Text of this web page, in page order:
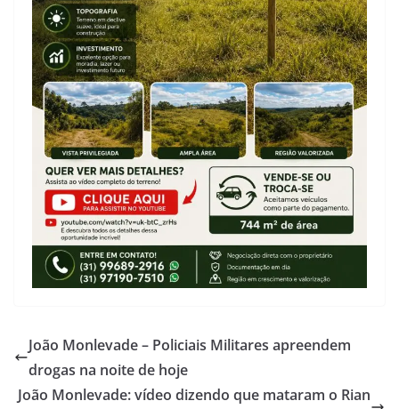
João Monlevade – Policiais Militares apreendem
drogas na noite de hoje
João Monlevade: vídeo dizendo que mataram o Rian